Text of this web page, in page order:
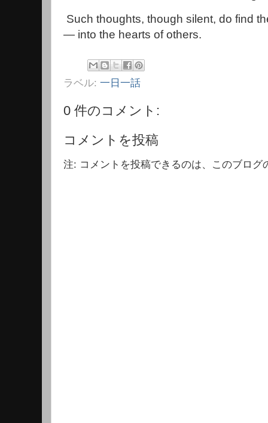
Such thoughts, though silent, do find
— into the hearts of others.
ラベル: 一日一話
0 件のコメント:
コメントを投稿
注: コメントを投稿できるのは、このブログ